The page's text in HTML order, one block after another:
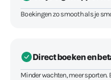
Boekingen zo smooth als je
Direct boeken en
Minder wachten, meer sporten.